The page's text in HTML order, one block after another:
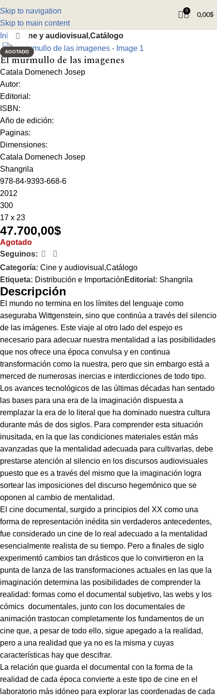
Skip to navigation
Skip to main content
0 0,00$
Inicio Cine y audiovisual,Catálogo
AGOTADO
Click to enlarge
El murmullo de las imagenes
Catala Domenech Josep
Autor:
Editorial:
ISBN:
Año de edición:
Paginas:
Dimensiones:
Catala Domenech Josep
Shangrila
978-84-9393-668-6
2012
300
17 x 23
47.700,00$
Agotado
Seguinos:
Categoría: Cine y audiovisual,Catálogo
Etiqueta: Distribución e Importación Editorial: Shangrila
Descripción
El mundo no termina en los límites del lenguaje como
aseguraba Wittgenstein, sino que continúa a través del silencio
de las imágenes. Este viaje al otro lado del espejo es
necesario para adecuar nuestra mentalidad a las posibilidades
que nos ofrece una época convulsa y en continua
transformación como la nuestra, pero que sin embargo está a
merced de numerosas inercias e interdicciones de todo tipo.
Los avances tecnológicos de las últimas décadas han sentado
las bases para una era de la imaginación dispuesta a
remplazar la era de lo literal que ha dominado nuestra cultura
durante más de dos siglos. Para comprender esta situación
inusitada, en la que las condiciones materiales están más
avanzadas que la mentalidad adecuada para cultivarlas, debe
prestarse atención al silencio en los discursos audiovisuales
puesto que es a través del mismo que la imaginación logra
sortear las imposiciones del discurso hegemónico que se
oponen al cambio de mentalidad.
El cine documental, surgido a principios del XX como una
forma de representación inédita sin verdaderos antecedentes,
fue considerado un cine de lo real adecuado a la mentalidad
esencialmente realista de su tiempo. Pero a finales de siglo
experimentó cambios tan drásticos que lo convirtieron en la
punta de lanza de las transformaciones actuales en las que la
imaginación determina las posibilidades de comprender la
realidad: formas como el documental subjetivo, las webs y los
cómics documentales, junto con los documentales de
animación trastocan completamente los fundamentos de un
cine que, a pesar de todo ello, sigue apegado a la realidad,
pero a una realidad que ya no es la misma y cuyas
características hay que descifrar.
La relación que guarda el documental con la forma de la
realidad de cada época convierte a este tipo de cine en el
laboratorio más idóneo para explorar las coordenadas de cada